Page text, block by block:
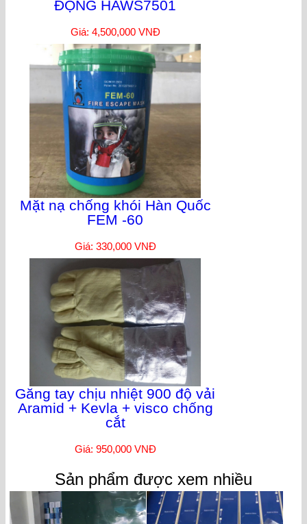
ĐỘNG HAWS7501
Giá: 4,500,000 VNĐ
Mặt nạ chống khói Hàn Quốc
FEM -60
Giá: 330,000 VNĐ
Găng tay chịu nhiệt 900 độ vải
Aramid + Kevla + visco chống
cắt
Giá: 950,000 VNĐ
Sản phẩm được xem nhiều